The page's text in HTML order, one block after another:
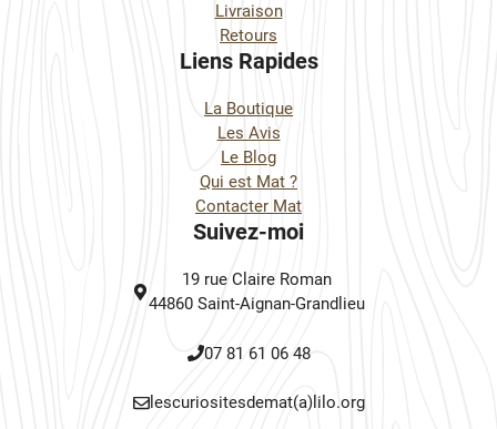
Livraison
Retours
Liens Rapides
La Boutique
Les Avis
Le Blog
Qui est Mat ?
Contacter Mat
Suivez-moi
19 rue Claire Roman
44860 Saint-Aignan-Grandlieu
07 81 61 06 48
lescuriositesdemat(a)lilo.org